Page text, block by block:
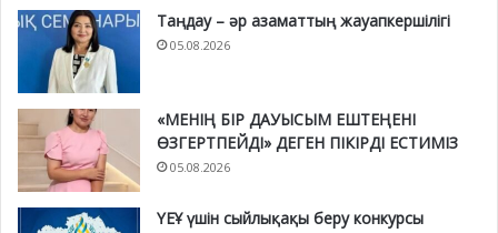
Таңдау – әр азаматтың жауапкершілігі
05.08.2026
«МЕНІҢ БІР ДАУЫСЫМ ЕШТЕҢЕНІ
ӨЗГЕРТПЕЙДІ» ДЕГЕН ПІКІРДІ ЕСТИМІЗ
05.08.2026
ҮЕҰ үшін сыйлықақы беру конкурсы